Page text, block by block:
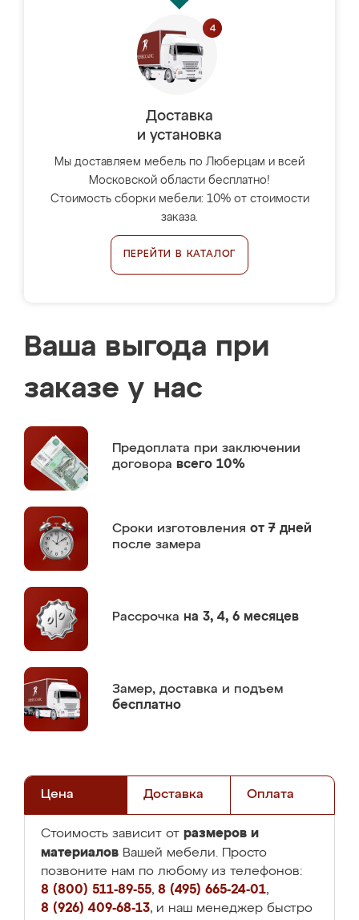
Доставка
и установка
Мы доставляем мебель по Люберцам и всей
Московской области бесплатно!
Стоимость сборки мебели: 10% от стоимости
заказа.
ПЕРЕЙТИ В КАТАЛОГ
Ваша выгода при
заказе у нас
Предоплата при заключении
договора всего 10%
Сроки изготовления от 7 дней
после замера
Рассрочка на 3, 4, 6 месяцев
Замер, доставка и подъем
бесплатно
Цена Доставка Оплата
Стоимость зависит от размеров и
материалов Вашей мебели. Просто
позвоните нам по любому из телефонов:
8 (800) 511-89-55, 8 (495) 665-24-01,
8 (926) 409-68-13, и наш менеджер быстро